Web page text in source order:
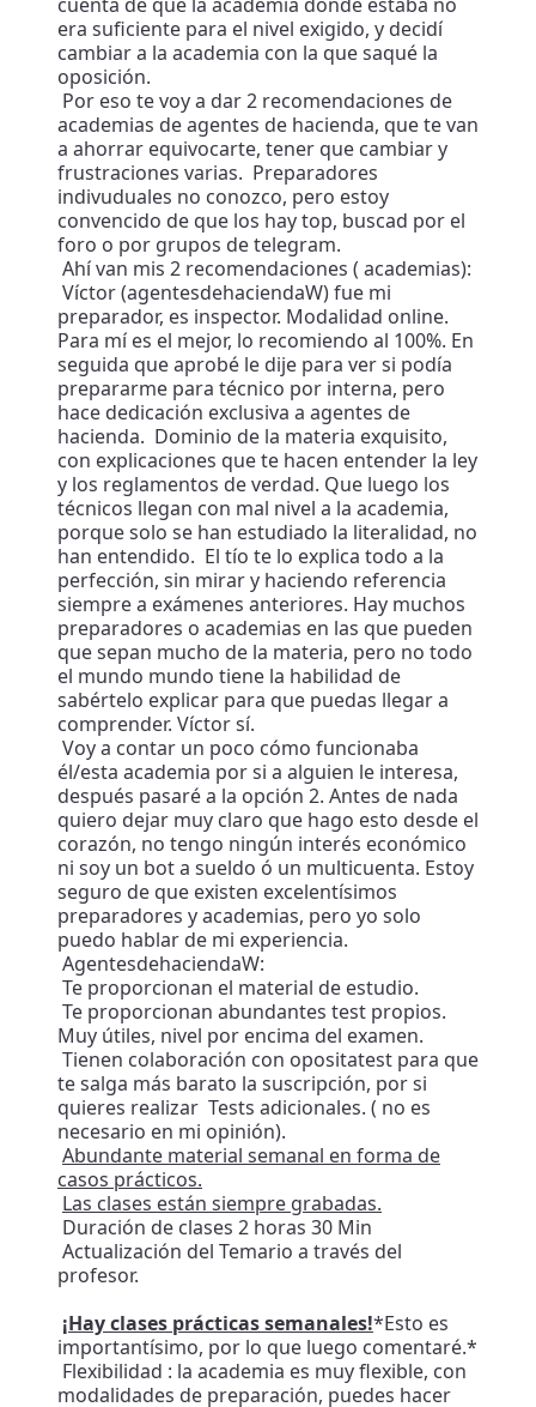
cuenta de que la academia donde estaba no
era suficiente para el nivel exigido, y decidí
cambiar a la academia con la que saqué la
oposición.
Por eso te voy a dar 2 recomendaciones de
academias de agentes de hacienda, que te van
a ahorrar equivocarte, tener que cambiar y
frustraciones varias. Preparadores
indivuduales no conozco, pero estoy
convencido de que los hay top, buscad por el
foro o por grupos de telegram.
Ahí van mis 2 recomendaciones ( academias):
Víctor (agentesdehaciendaW) fue mi
preparador, es inspector. Modalidad online.
Para mí es el mejor, lo recomiendo al 100%. En
seguida que aprobé le dije para ver si podía
prepararme para técnico por interna, pero
hace dedicación exclusiva a agentes de
hacienda. Dominio de la materia exquisito,
con explicaciones que te hacen entender la ley
y los reglamentos de verdad. Que luego los
técnicos llegan con mal nivel a la academia,
porque solo se han estudiado la literalidad, no
han entendido. El tío te lo explica todo a la
perfección, sin mirar y haciendo referencia
siempre a exámenes anteriores. Hay muchos
preparadores o academias en las que pueden
que sepan mucho de la materia, pero no todo
el mundo mundo tiene la habilidad de
sabértelo explicar para que puedas llegar a
comprender. Víctor sí.
Voy a contar un poco cómo funcionaba
él/esta academia por si a alguien le interesa,
después pasaré a la opción 2. Antes de nada
quiero dejar muy claro que hago esto desde el
corazón, no tengo ningún interés económico
ni soy un bot a sueldo ó un multicuenta. Estoy
seguro de que existen excelentísimos
preparadores y academias, pero yo solo
puedo hablar de mi experiencia.
AgentesdehaciendaW:
Te proporcionan el material de estudio.
Te proporcionan abundantes test propios.
Muy útiles, nivel por encima del examen.
Tienen colaboración con opositatest para que
te salga más barato la suscripción, por si
quieres realizar Tests adicionales. ( no es
necesario en mi opinión).
Abundante material semanal en forma de
casos prácticos.
Las clases están siempre grabadas.
Duración de clases 2 horas 30 Min
Actualización del Temario a través del
profesor.
¡Hay clases prácticas semanales!*Esto es
importantísimo, por lo que luego comentaré.*
Flexibilidad : la academia es muy flexible, con
modalidades de preparación, puedes hacer